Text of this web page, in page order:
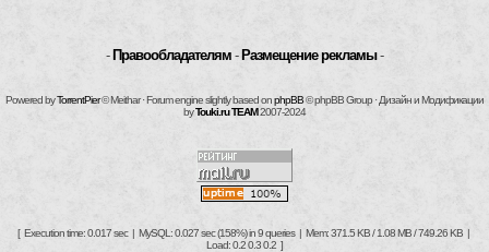
- Правообладателям - Размещение рекламы-
Powered byTorrentPier© Meithar · Forum engine slightly based onphpBB© phpBB Group · Дизайн и Модификации
byTouki.ru TEAM2007-2024
[ Execution time: 0.017 sec | MySQL: 0.027 sec (158%) in 9 queries | Mem: 371.5 KB / 1.08 MB / 749.26 KB |
Load: 0.2 0.3 0.2 ]